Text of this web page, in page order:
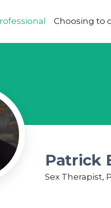
Choosing to
Patrick
Sex Therapist,